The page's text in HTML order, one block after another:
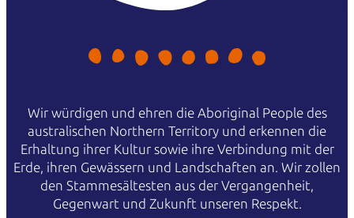
Wir würdigen und ehren die Aboriginal People des
australischen Northern Territory und erkennen die
Erhaltung ihrer Kultur sowie ihre Verbindung mit der
Erde, ihren Gewässern und Landschaften an. Wir zollen
den Stammesältesten aus der Vergangenheit,
Gegenwart und Zukunft unseren Respekt.